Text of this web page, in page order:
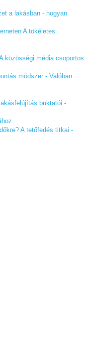
a lakásban - hogyan
A tökéletes
közösségi média csoportos
módszer - Valóban
buktatói -
A tetőfedés titkai -